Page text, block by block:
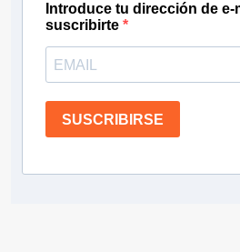
Introduce tu dirección de e-
suscribirte
SUSCRIBIRSE